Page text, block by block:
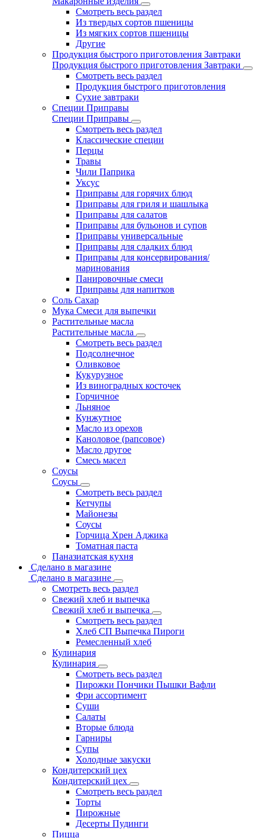
Смотреть весь раздел
Из твердых сортов пшеницы
Из мягких сортов пшеницы
Другие
Продукция быстрого приготовления Завтраки
Продукция быстрого приготовления Завтраки
Смотреть весь раздел
Продукция быстрого приготовления
Сухие завтраки
Специи Приправы
Специи Приправы
Смотреть весь раздел
Классические специи
Перцы
Травы
Чили Паприка
Уксус
Приправы для горячих блюд
Приправы для гриля и шашлыка
Приправы для салатов
Приправы для бульонов и супов
Приправы универсальные
Приправы для сладких блюд
Приправы для консервирования/
маринования
Панировочные смеси
Приправы для напитков
Соль Сахар
Мука Смеси для выпечки
Растительные масла
Растительные масла
Смотреть весь раздел
Подсолнечное
Оливковое
Кукурузное
Из виноградных косточек
Горчичное
Льняное
Кунжутное
Масло из орехов
Каноловое (рапсовое)
Масло другое
Смесь масел
Соусы
Соусы
Смотреть весь раздел
Кетчупы
Майонезы
Соусы
Горчица Хрен Аджика
Томатная паста
Паназиатская кухня
Сделано в магазине
Сделано в магазине
Смотреть весь раздел
Свежий хлеб и выпечка
Свежий хлеб и выпечка
Смотреть весь раздел
Хлеб СП Выпечка Пироги
Ремесленный хлеб
Кулинария
Кулинария
Смотреть весь раздел
Пирожки Пончики Пышки Вафли
Фри ассортимент
Суши
Салаты
Вторые блюда
Гарниры
Супы
Холодные закуски
Кондитерский цех
Кондитерский цех
Смотреть весь раздел
Торты
Пирожные
Десерты Пудинги
Пицца